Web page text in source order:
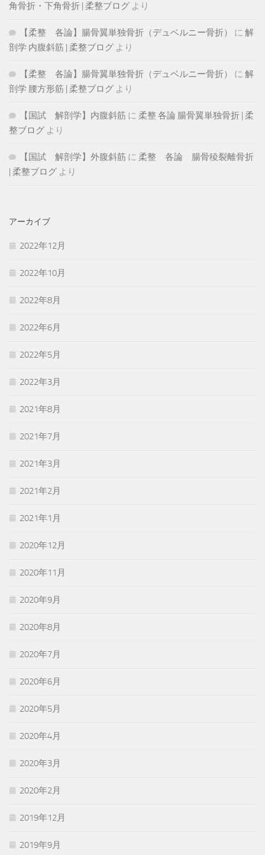
角骨折・下角骨折 | 柔整ブログ より
【柔整 各論】腸骨翼単独骨折（デュベルニー骨折） に 解
剖学 内腹斜筋 | 柔整ブログ より
【柔整 各論】腸骨翼単独骨折（デュベルニー骨折） に 解
剖学 腰方形筋 | 柔整ブログ より
【国試 解剖学】内腹斜筋 に 柔整 各論 腸骨翼単独骨折 | 柔
整ブログ より
【国試 解剖学】外腹斜筋 に 柔整 各論 腸骨稜裂離骨折
| 柔整ブログ より
アーカイブ
2022年12月
2022年10月
2022年8月
2022年6月
2022年5月
2022年3月
2021年8月
2021年7月
2021年3月
2021年2月
2021年1月
2020年12月
2020年11月
2020年9月
2020年8月
2020年7月
2020年6月
2020年5月
2020年4月
2020年3月
2020年2月
2019年12月
2019年9月